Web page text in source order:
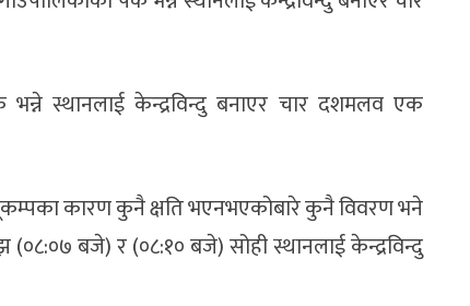
स्थानलाई केन्द्रविन्दु बनाएर चार दशमलव एक
कारण कुनै क्षति भएनभएकोबारे कुनै विवरण भने
बजे) र (०८:१० बजे) सोही स्थानलाई केन्द्रविन्दु